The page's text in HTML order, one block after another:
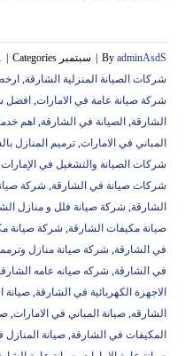
By adminAsdS سبتمبر 18th, 2021 Categories:
شركات الصيانة المنزلية الشارقة,
شركة صيانة عامة في الامارات, افضل
الشارقة, الصيانة في الشارقة, اهم
المباني في الامارات, ترميم المنازل
شركات الصيانة والتشغيل في الإمارات
شركات صيانة في الشارقة, شركة
الشارقة, شركة صيانة فلل و منازل
صيانة مكيفات الشارقة, شركة صيانة
في الشارقة, شركة صيانة منازل
في الشارقة, شركه صيانه عامه
الاجهزة الكهربائية في الشارقة, صيانة
الشارقه, صيانة المباني في الامارات,
المكيفات في الشارقة, صيانة المنازل